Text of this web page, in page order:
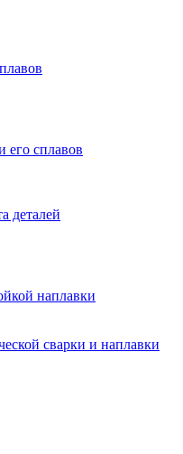
его сплавов
деталей
наплавки
сварки и наплавки